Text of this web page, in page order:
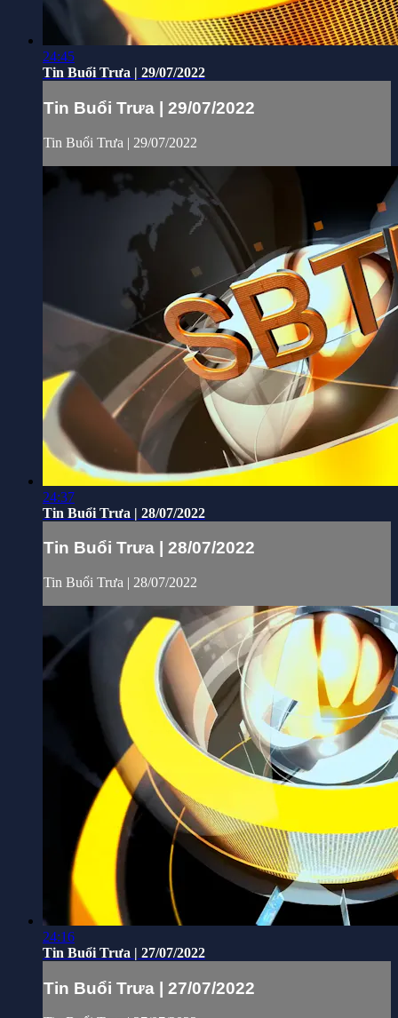
24:45
Tin Buổi Trưa | 29/07/2022
Tin Buổi Trưa | 29/07/2022
Tin Buổi Trưa | 29/07/2022
24:37
Tin Buổi Trưa | 28/07/2022
Tin Buổi Trưa | 28/07/2022
Tin Buổi Trưa | 28/07/2022
24:16
Tin Buổi Trưa | 27/07/2022
Tin Buổi Trưa | 27/07/2022